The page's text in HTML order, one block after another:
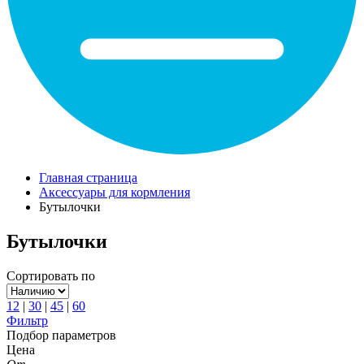
Главная страница
Аксессуары для кормления
Бутылочки
Бутылочки
Сортировать по
12 | 30 | 45 | 60
Фильтр
Подбор параметров
Цена